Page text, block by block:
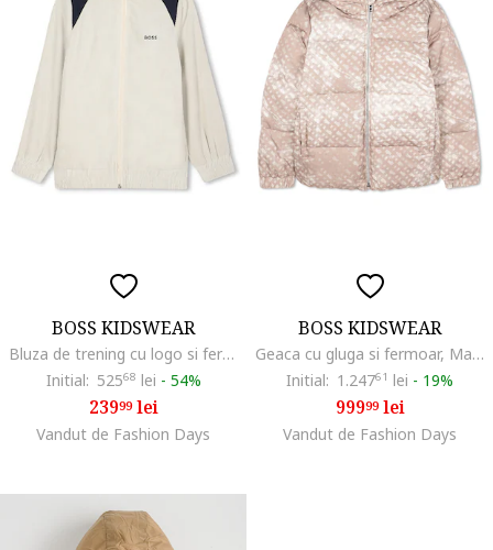
BOSS KIDSWEAR
Bluza de trening cu logo si fermoar, Crem
Initial: 52568 lei - 54%
23999lei
Vandut de Fashion Days
BOSS KIDSWEAR
Geaca cu gluga si fermoar, Maro taupe deschis
Initial: 1.24761 lei - 19%
99999lei
Vandut de Fashion Days